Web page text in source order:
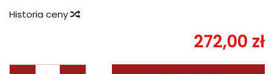
Historia ceny
272,00 zł